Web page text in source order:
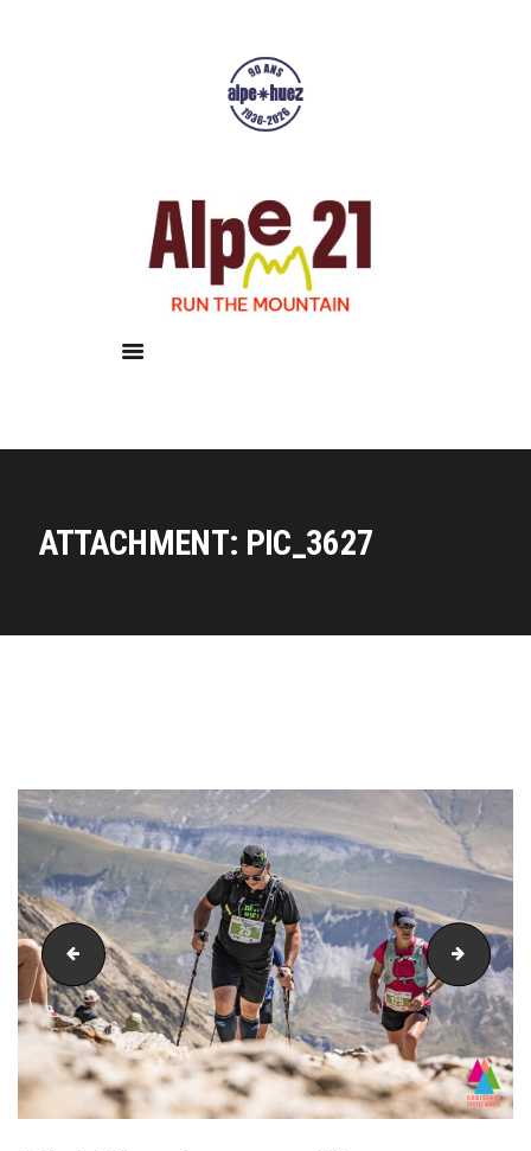
ATTACHMENT: PIC_3627
Résultats
Galerie
Infos pratiques
PIC_3598